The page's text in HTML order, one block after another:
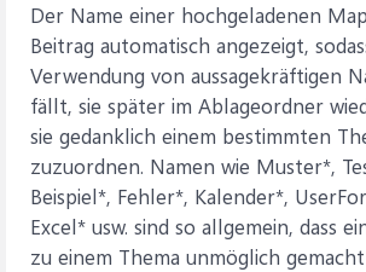
Der Name einer hochgeladenen
Beitrag automatisch angezeigt,
Verwendung von aussagekräftigen
fällt, sie später im Ablageordner
sie gedanklich einem bestimmten
zuzuordnen. Namen wie Muster*,
Beispiel*, Fehler*, Kalender*,
Excel* usw. sind so allgemein, dass
zu einem Thema unmöglich